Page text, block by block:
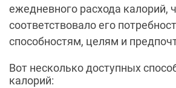
ежедневного расхода калорий,
соответствовало его
способностям, целям и
Вот несколько доступных
калорий: